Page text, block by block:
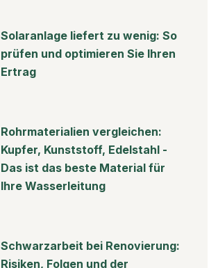
Solaranlage liefert zu wenig: So
prüfen und optimieren Sie Ihren
Ertrag
Rohrmaterialien vergleichen:
Kupfer, Kunststoff, Edelstahl -
Das ist das beste Material für
Ihre Wasserleitung
Schwarzarbeit bei Renovierung:
Risiken, Folgen und der